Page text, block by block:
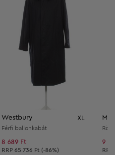
Westbury XL
Férfi ballonkabát
8 689 Ft
Ajánlott ár:
RRP 65 736 Ft (-86%)
9
RRP